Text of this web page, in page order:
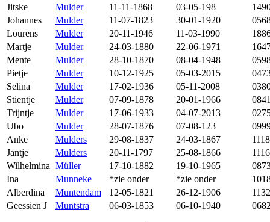
Jitske
Mulder 11-11-1868 03-05-198
Johannes
Mulder 11-07-1823 30-01-1920
Lourens
Mulder 20-11-1946 11-03-1990
Martje
Mulder 24-03-1880 22-06-1971
Mente
Mulder 28-10-1870 08-04-1948
Pietje
Mulder 10-12-1925 05-03-2015
Selina
Mulder 17-02-1936 05-11-2008
Stientje
Mulder 07-09-1878 20-01-1966
Trijntje
Mulder 17-06-1933 04-07-2013
Ubo
Mulder 28-07-1876 07-08-123
Anke
Mulders 29-08-1837 24-03-1867
1118
Jantje
Mulders 20-11-1797 25-08-1866
1116
Wilhelmina Müller 17-10-1882 19-10-1965
Ina
Munneke *zie onder *zie onder
Alberdina
Muntendam 12-05-1821 26-12-1906
1132
Geessien J
Muntstra 06-03-1853 06-10-1940